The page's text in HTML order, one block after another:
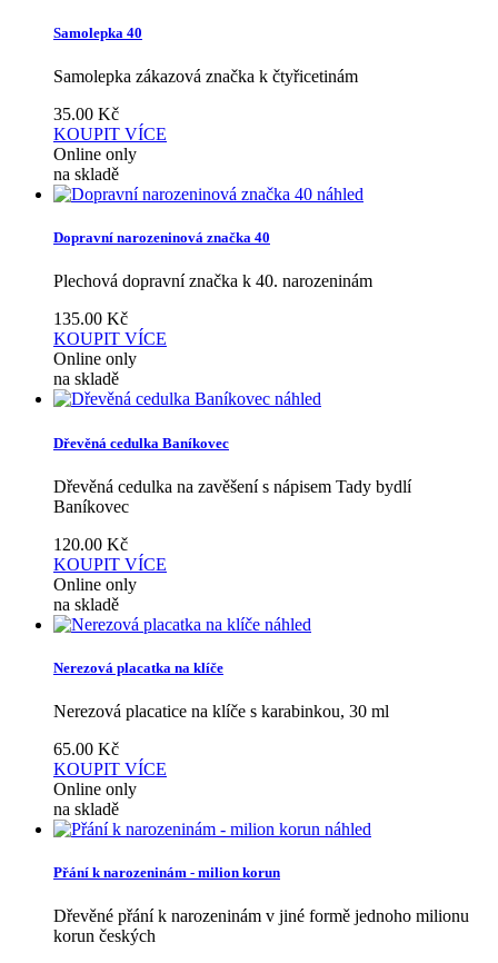
Samolepka 40
Samolepka zákazová značka k čtyřicetinám
35.00 Kč
KOUPIT VÍCE
Online only
na skladě
náhled
Dopravní narozeninová značka 40
Plechová dopravní značka k 40. narozeninám
135.00 Kč
KOUPIT VÍCE
Online only
na skladě
náhled
Dřevěná cedulka Baníkovec
Dřevěná cedulka na zavěšení s nápisem Tady bydlí
Baníkovec
120.00 Kč
KOUPIT VÍCE
Online only
na skladě
náhled
Nerezová placatka na klíče
Nerezová placatice na klíče s karabinkou, 30 ml
65.00 Kč
KOUPIT VÍCE
Online only
na skladě
náhled
Přání k narozeninám - milion korun
Dřevěné přání k narozeninám v jiné formě jednoho milionu
korun českých